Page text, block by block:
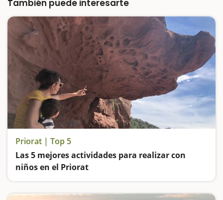
También puede interesarte
Priorat | Top 5
Las 5 mejores actividades para realizar con
niños en el Priorat